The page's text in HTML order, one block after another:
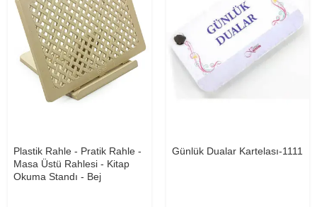
Plastik Rahle - Pratik Rahle -
Masa Üstü Rahlesi - Kitap
Okuma Standı - Bej
Günlük Dualar Kartelası-1111